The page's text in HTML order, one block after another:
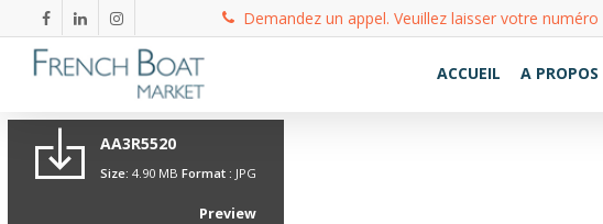
Demandez un appel. Veuillez laisser votre numéro
ACCUEIL A PROPOS
AA3R5520
Size: 4.90 MB Format : JPG
Preview